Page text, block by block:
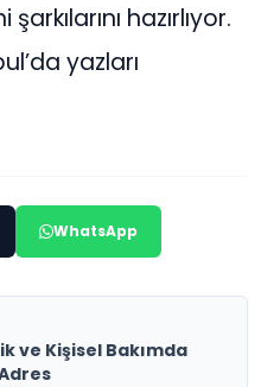
hazırlıyor.
yazları
WhatsApp
ve Kişisel Bakımda